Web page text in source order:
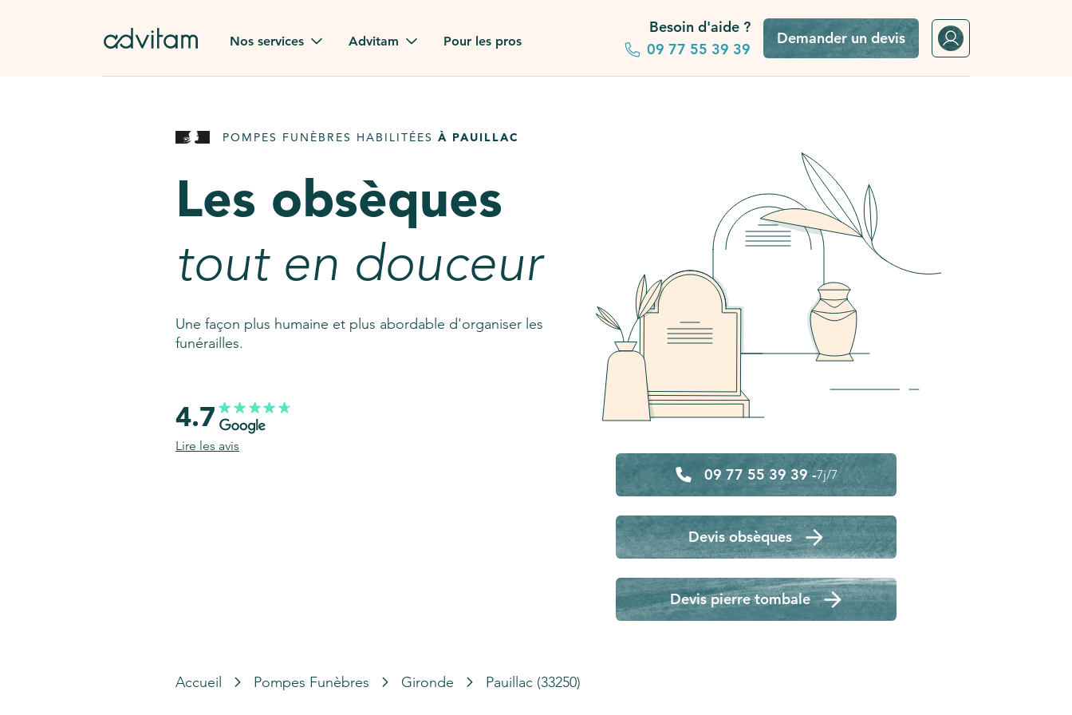
Nos services
Rapatriement à
Pierre tombale
AssistGPT
Nos services en plus
Advitam
Advitam dans la presse
Consultez notre FAQ
Pour les pros
Besoin d'aide ?
09 77 55 39 39
Demander un devis
POMPES FUNÈBRES HABILITÉES À PAUILLAC
Les obsèques
tout en douceur
Une façon plus humaine et plus abordable d'organiser les
funérailles.
09 77 55 39 39 -7j/7
Devis obsèques
Devis pierre tombale
4.7
Lire les avis
Accueil Pompes Funèbres Gironde Pauillac (33250)